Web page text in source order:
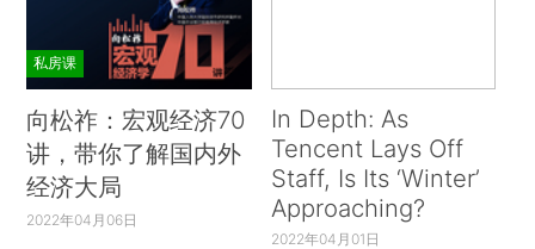
私房课
向松祚：宏观经济70
讲，带你了解国内外
经济大局
2022年04月06日
In Depth: As
Tencent Lays Off
Staff, Is Its ‘Winter’
Approaching?
2022年04月01日